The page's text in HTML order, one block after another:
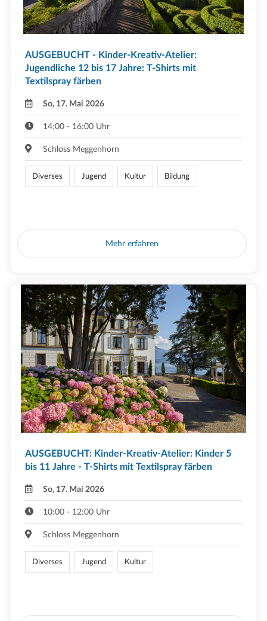
AUSGEBUCHT - Kinder-Kreativ-Atelier:
Jugendliche 12 bis 17 Jahre: T-Shirts mit
Textilspray färben
So, 17. Mai 2026
14:00 - 16:00 Uhr
Schloss Meggenhorn
Diverses Jugend Kultur Bildung
Mehr erfahren
AUSGEBUCHT: Kinder-Kreativ-Atelier: Kinder 5
bis 11 Jahre - T-Shirts mit Textilspray färben
So, 17. Mai 2026
10:00 - 12:00 Uhr
Schloss Meggenhorn
Diverses Jugend Kultur